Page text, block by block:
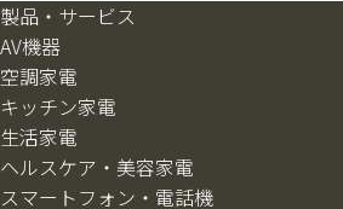
製品・サービス
AV機器
空調家電
キッチン家電
生活家電
ヘルスケア・美容家電
スマートフォン・電話機